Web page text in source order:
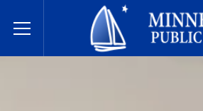
Toggle Menu
مدارس مينيتونكا العامة